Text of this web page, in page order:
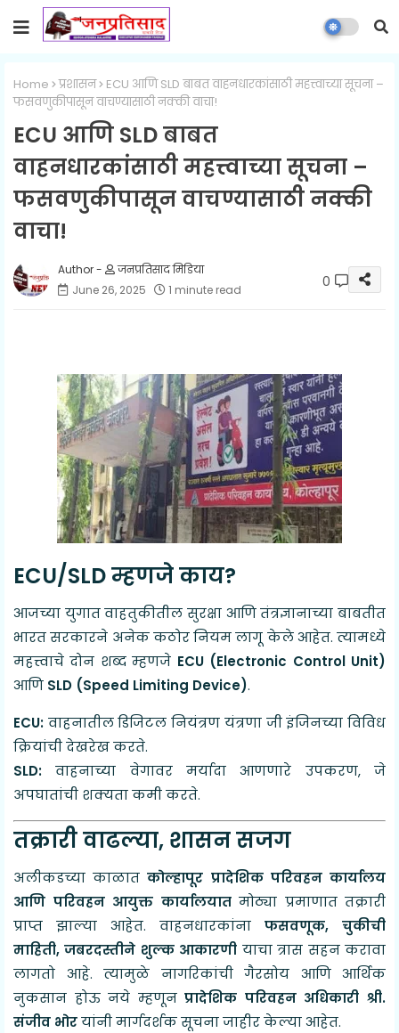
Home प्रशासन
ECU आणि SLD बाबत वाहनधारकांसाठी महत्त्वाच्या सूचना –
फसवणुकीपासून वाचण्यासाठी नक्की वाचा!
ECU आणि SLD बाबत
वाहनधारकांसाठी महत्त्वाच्या सूचना –
फसवणुकीपासून वाचण्यासाठी नक्की
वाचा!
जनप्रतिसाद मिडिया
June 26, 2025
1 minute read 0
ECU/SLD म्हणजे काय?
आजच्या युगात वाहतुकीतील सुरक्षा आणि तंत्रज्ञानाच्या बाबतीत
भारत सरकारने अनेक कठोर नियम लागू केले आहेत. त्यामध्ये
महत्त्वाचे दोन शब्द म्हणजे ECU (Electronic Control Unit)
आणि SLD (Speed Limiting Device).
ECU: वाहनातील डिजिटल नियंत्रण यंत्रणा जी इंजिनच्या विविध
क्रियांची देखरेख करते.
SLD: वाहनाच्या वेगावर मर्यादा आणणारे उपकरण, जे
अपघातांची शक्यता कमी करते.
तक्रारी वाढल्या, शासन सजग
अलीकडच्या काळातकोल्हापूर प्रादेशिक परिवहन कार्यालय
आणि परिवहन आयुक्त कार्यालयातमोठ्या प्रमाणात तक्रारी
प्राप्त झाल्या आहेत. वाहनधारकांना फसवणूक, चुकीची
माहिती, जबरदस्तीने शुल्क आकारणी याचा त्रास सहन करावा
लागतो आहे. त्यामुळे नागरिकांची गैरसोय आणि आर्थिक
नुकसान होऊ नये म्हणूनप्रादेशिक परिवहन अधिकारी श्री.
संजीव भोरयांनी मार्गदर्शक सूचना जाहीर केल्या आहेत.